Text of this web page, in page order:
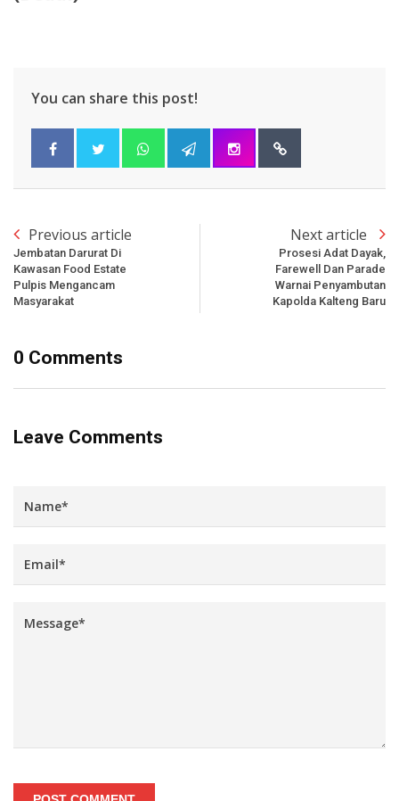
You can share this post!
Previous article
Jembatan Darurat Di
Kawasan Food Estate
Pulpis Mengancam
Masyarakat
Next article
Prosesi Adat Dayak,
Farewell Dan Parade
Warnai Penyambutan
Kapolda Kalteng Baru
0 Comments
Leave Comments